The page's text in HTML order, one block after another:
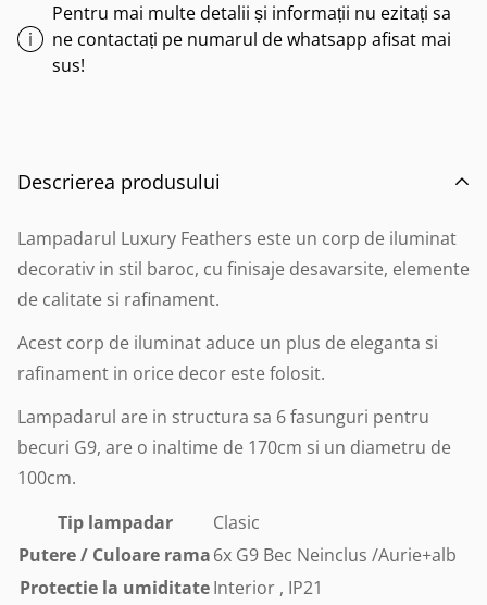
Pentru mai multe detalii și informații nu ezitați sa
ne contactați pe numarul de whatsapp afisat mai
sus!
Descrierea produsului
Lampadarul Luxury Feathers este un corp de iluminat
decorativ in stil baroc, cu finisaje desavarsite, elemente
de calitate si rafinament.
Acest corp de iluminat aduce un plus de eleganta si
rafinament in orice decor este folosit.
Lampadarul are in structura sa 6 fasunguri pentru
becuri G9, are o inaltime de 170cm si un diametru de
100cm.
Tip lampadar
Clasic
Putere / Culoare rama6x G9 Bec Neinclus /Aurie+alb
Protectie la umiditateInterior , IP21